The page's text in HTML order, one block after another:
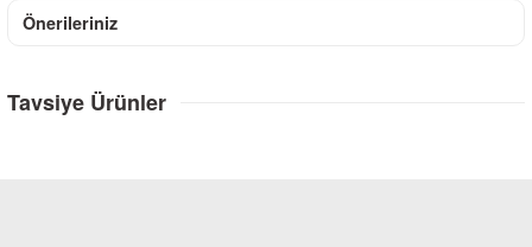
Önerileriniz
Tavsiye Ürünler